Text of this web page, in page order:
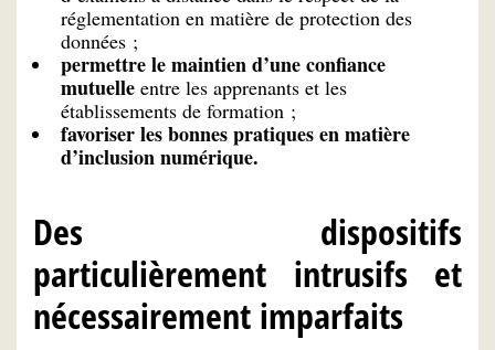
réglementation en matière de protection des
données ;
permettre le maintien d’une confiance
mutuelle entre les apprenants et les
établissements de formation ;
favoriser les bonnes pratiques en matière
d’inclusion numérique.
Des dispositifs
particulièrement intrusifs et
nécessairement imparfaits